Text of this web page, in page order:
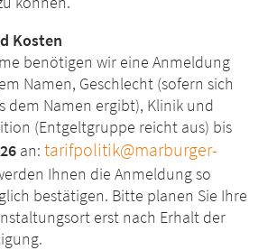
Kosten
benötigen wir eine Anmeldung
Namen, Geschlecht (sofern sich
dem Namen ergibt), Klinik und
(Entgeltgruppe reicht aus) bis
an:tarifpolitik@marburger-
Ihnen die Anmeldung so
bestätigen. Bitte planen Sie Ihre
erst nach Erhalt der